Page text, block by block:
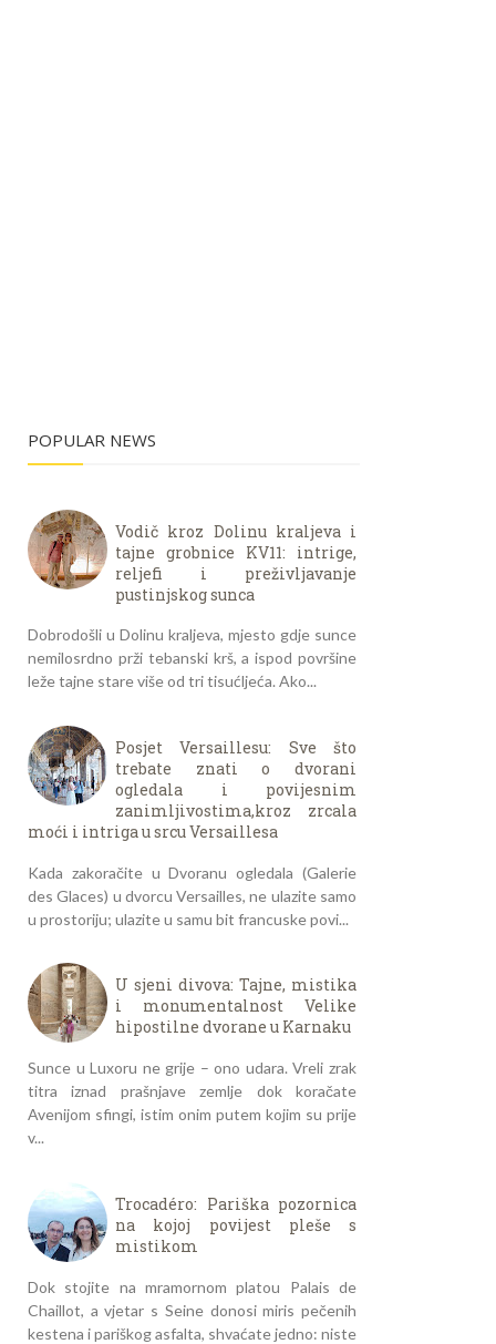
POPULAR NEWS
Vodič kroz Dolinu kraljeva i
tajne grobnice KV11: intrige,
reljefi i preživljavanje
pustinjskog sunca
Dobrodošli u Dolinu kraljeva, mjesto gdje sunce
nemilosrdno prži tebanski krš, a ispod površine
leže tajne stare više od tri tisućljeća. Ako...
Posjet Versaillesu: Sve što
trebate znati o dvorani
ogledala i povijesnim
zanimljivostima,kroz zrcala
moći i intriga u srcu Versaillesa
Kada zakoračite u Dvoranu ogledala (Galerie
des Glaces) u dvorcu Versailles, ne ulazite samo
u prostoriju; ulazite u samu bit francuske povi...
U sjeni divova: Tajne, mistika
i monumentalnost Velike
hipostilne dvorane u Karnaku
Sunce u Luxoru ne grije – ono udara. Vreli zrak
titra iznad prašnjave zemlje dok koračate
Avenijom sfingi, istim onim putem kojim su prije
v...
Trocadéro: Pariška pozornica
na kojoj povijest pleše s
mistikom
Dok stojite na mramornom platou Palais de
Chaillot, a vjetar s Seine donosi miris pečenih
kestena i pariškog asfalta, shvaćate jedno: niste